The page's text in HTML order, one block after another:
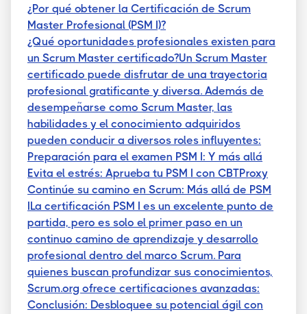
¿Por qué obtener la Certificación de Scrum
Master Profesional (PSM I)?
¿Qué oportunidades profesionales existen para
un Scrum Master certificado?Un Scrum Master
certificado puede disfrutar de una trayectoria
profesional gratificante y diversa. Además de
desempeñarse como Scrum Master, las
habilidades y el conocimiento adquiridos
pueden conducir a diversos roles influyentes:
Preparación para el examen PSM I: Y más allá
Evita el estrés: Aprueba tu PSM I con CBTProxy
Continúe su camino en Scrum: Más allá de PSM
ILa certificación PSM I es un excelente punto de
partida, pero es solo el primer paso en un
continuo camino de aprendizaje y desarrollo
profesional dentro del marco Scrum. Para
quienes buscan profundizar sus conocimientos,
Scrum.org ofrece certificaciones avanzadas:
Conclusión: Desbloquee su potencial ágil con